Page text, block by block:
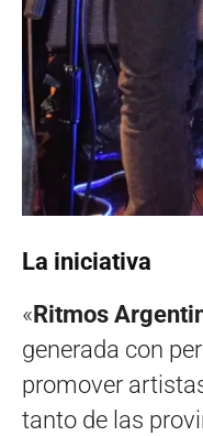
La iniciativa
«Ritmos
generada con
promover
tanto de las